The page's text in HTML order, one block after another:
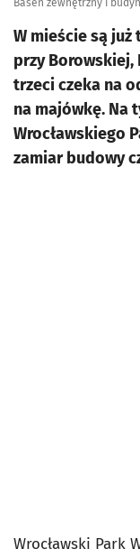
Basen zewnętrzny i
W mieście są
przy Borowskiej,
trzeci czeka na
na majówkę. Na
Wrocławskiego
zamiar budowy
Wrocławski Park